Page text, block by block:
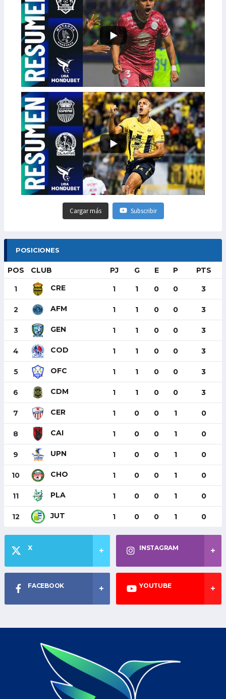
Cargar más Subscribir
POSICIONES
POS CLUB PJ G E P PTS
1 CRE 1 1 0 0 3
2 AFM 1 1 0 0 3
3 GEN 1 1 0 0 3
4 COD 1 1 0 0 3
5 OFC 1 1 0 0 3
6 CDM 1 1 0 0 3
7 CER 1 0 0 1 0
8 CAI 1 0 0 1 0
9 UPN 1 0 0 1 0
10 CHO 1 0 0 1 0
11 PLA 1 0 0 1 0
12 JUT 1 0 0 1 0
X INSTAGRAM
FACEBOOK YOUTUBE